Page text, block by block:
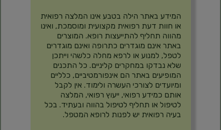
המידע באתר הילה בטבע אינו המלצה רפואית
או חוות דעת רפואית מקצועית ומוסמכת, ואינו
מהווה תחליף להתייעצות רופא. המוצרים
באתר אינם מוגדרים כתרופה ואינם מוגדרים
לטפל, למנוע או לרפא מחלה כלשהי וייתכן
שלא נבדקו במחקרים קליניים. כל התכנים
המופיעים באתר הם אינפורמטיביים, כלליים
ומיועדים לצורכי העשרה ולימוד. אין לקבל
אותם כמידע רפואי, ייעוץ רפואי, המלצה
לטיפול או תחליף לטיפול בהווה ובעתיד. בכל
בעיה רפואית יש לפנות לרופא המטפל.